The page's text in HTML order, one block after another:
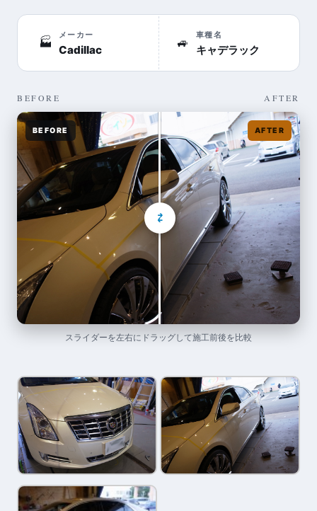
🏭
メーカー
Cadillac
🚙
車種名
キャデラック
BEFORE AFTER
BEFORE AFTER
⇄
スライダーを左右にドラッグして施工前後を比較